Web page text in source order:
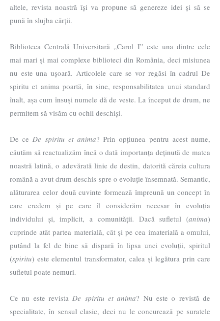
altele, revista noastră își va propune să genereze idei și să se
pună în slujba cărții.
Biblioteca Centrală Universitară „Carol I” este una dintre cele
mai mari și mai complexe biblioteci din România, deci misiunea
nu este una ușoară. Articolele care se vor regăsi în cadrul De
spiritu et anima poartă, în sine, responsabilitatea unui standard
înalt, așa cum însuși numele dă de veste. La început de drum, ne
permitem să visăm cu ochii deschiși.
De ceDe spiritu et anima? Prin opțiunea pentru acest nume,
căutăm să reactualizăm încă o dată importanța deținută de matca
noastră latină, o adevărată linie de destin, datorită căreia cultura
română a avut drum deschis spre o evoluție însemnată. Semantic,
alăturarea celor două cuvinte formează împreună un concept în
care credem și pe care îl considerăm necesar în evoluția
individului și, implicit, a comunității. Dacă sufletul (anima)
cuprinde atât partea materială, cât și pe cea imaterială a omului,
putând la fel de bine să dispară în lipsa unei evoluții, spiritul
(spiritu) este elementul transformator, calea și legătura prin care
sufletul poate nemuri.
Ce nu este revistaDe spiritu et anima? Nu este o revistă de
specialitate, în sensul clasic, deci nu le concurează pe suratele